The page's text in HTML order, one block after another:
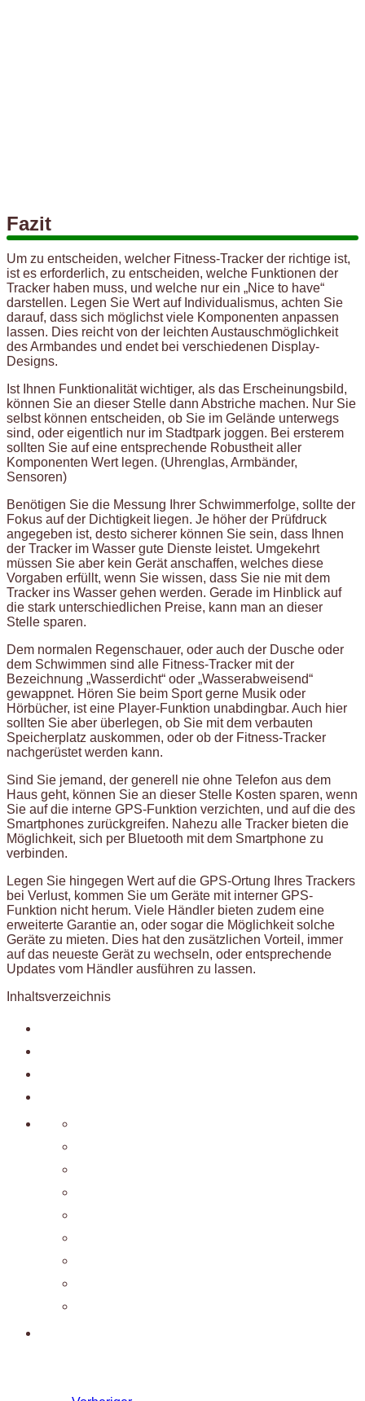
Fazit
Um zu entscheiden, welcher Fitness-Tracker der richtige ist,
ist es erforderlich, zu entscheiden, welche Funktionen der
Tracker haben muss, und welche nur ein „Nice to have“
darstellen. Legen Sie Wert auf Individualismus, achten Sie
darauf, dass sich möglichst viele Komponenten anpassen
lassen. Dies reicht von der leichten Austauschmöglichkeit
des Armbandes und endet bei verschiedenen Display-
Designs.
Ist Ihnen Funktionalität wichtiger, als das Erscheinungsbild,
können Sie an dieser Stelle dann Abstriche machen. Nur Sie
selbst können entscheiden, ob Sie im Gelände unterwegs
sind, oder eigentlich nur im Stadtpark joggen. Bei ersterem
sollten Sie auf eine entsprechende Robustheit aller
Komponenten Wert legen. (Uhrenglas, Armbänder,
Sensoren)
Benötigen Sie die Messung Ihrer Schwimmerfolge, sollte der
Fokus auf der Dichtigkeit liegen. Je höher der Prüfdruck
angegeben ist, desto sicherer können Sie sein, dass Ihnen
der Tracker im Wasser gute Dienste leistet. Umgekehrt
müssen Sie aber kein Gerät anschaffen, welches diese
Vorgaben erfüllt, wenn Sie wissen, dass Sie nie mit dem
Tracker ins Wasser gehen werden. Gerade im Hinblick auf
die stark unterschiedlichen Preise, kann man an dieser
Stelle sparen.
Dem normalen Regenschauer, oder auch der Dusche oder
dem Schwimmen sind alle Fitness-Tracker mit der
Bezeichnung „Wasserdicht“ oder „Wasserabweisend“
gewappnet. Hören Sie beim Sport gerne Musik oder
Hörbücher, ist eine Player-Funktion unabdingbar. Auch hier
sollten Sie aber überlegen, ob Sie mit dem verbauten
Speicherplatz auskommen, oder ob der Fitness-Tracker
nachgerüstet werden kann.
Sind Sie jemand, der generell nie ohne Telefon aus dem
Haus geht, können Sie an dieser Stelle Kosten sparen, wenn
Sie auf die interne GPS-Funktion verzichten, und auf die des
Smartphones zurückgreifen. Nahezu alle Tracker bieten die
Möglichkeit, sich per Bluetooth mit dem Smartphone zu
verbinden.
Legen Sie hingegen Wert auf die GPS-Ortung Ihres Trackers
bei Verlust, kommen Sie um Geräte mit interner GPS-
Funktion nicht herum. Viele Händler bieten zudem eine
erweiterte Garantie an, oder sogar die Möglichkeit solche
Geräte zu mieten. Dies hat den zusätzlichen Vorteil, immer
auf das neueste Gerät zu wechseln, oder entsprechende
Updates vom Händler ausführen zu lassen.
Inhaltsverzeichnis